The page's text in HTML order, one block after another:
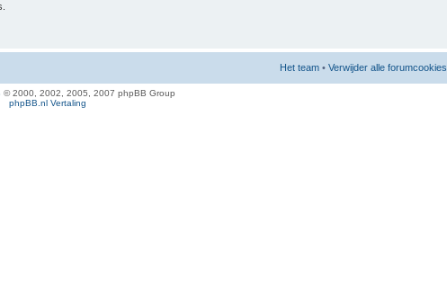
Het team • Verwijder alle forumcookies
© 2000, 2002, 2005, 2007 phpBB Group
phpBB.nl Vertaling